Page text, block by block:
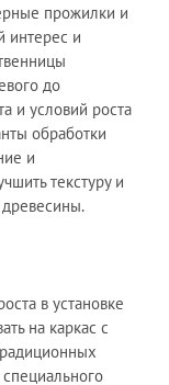
прожилки и
интерес и
до
и условий роста
обработки
и
текстуру и
древесины.
в установке
на каркас с